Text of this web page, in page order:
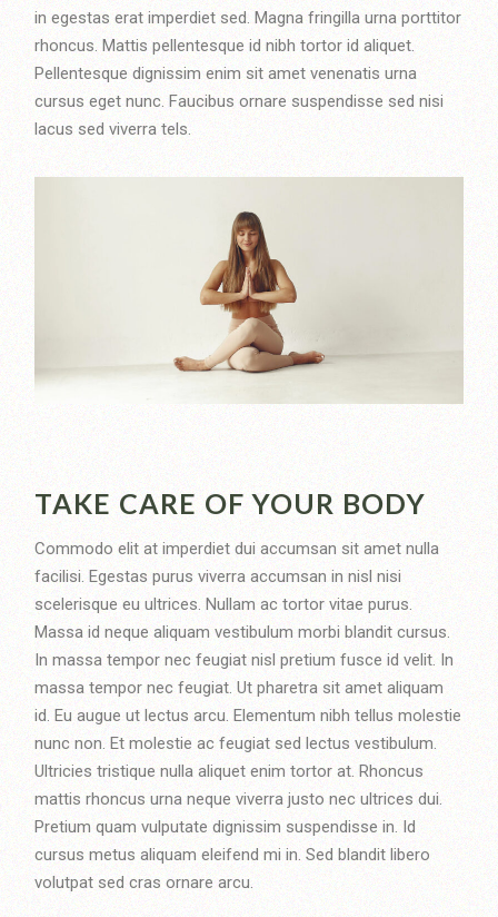
in egestas erat imperdiet sed. Magna fringilla urna porttitor
rhoncus. Mattis pellentesque id nibh tortor id aliquet.
Pellentesque dignissim enim sit amet venenatis urna
cursus eget nunc. Faucibus ornare suspendisse sed nisi
lacus sed viverra tels.
TAKE CARE OF YOUR BODY
Commodo elit at imperdiet dui accumsan sit amet nulla
facilisi. Egestas purus viverra accumsan in nisl nisi
scelerisque eu ultrices. Nullam ac tortor vitae purus.
Massa id neque aliquam vestibulum morbi blandit cursus.
In massa tempor nec feugiat nisl pretium fusce id velit. In
massa tempor nec feugiat. Ut pharetra sit amet aliquam
id. Eu augue ut lectus arcu. Elementum nibh tellus molestie
nunc non. Et molestie ac feugiat sed lectus vestibulum.
Ultricies tristique nulla aliquet enim tortor at. Rhoncus
mattis rhoncus urna neque viverra justo nec ultrices dui.
Pretium quam vulputate dignissim suspendisse in. Id
cursus metus aliquam eleifend mi in. Sed blandit libero
volutpat sed cras ornare arcu.